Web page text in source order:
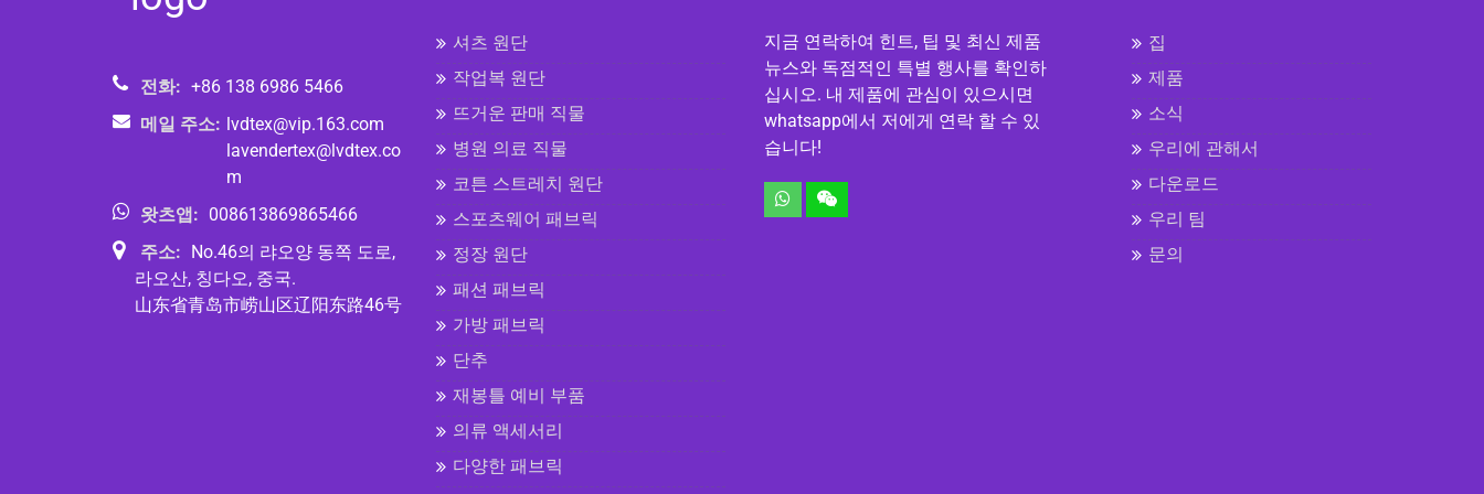
전화: +86 138 6986 5466
메일 주소: lvdtex@vip.163.com
lavendertex@lvdtex.co
m
왓츠앱: 008613869865466
주소: No.46의 랴오양 동쪽 도로,
라오산, 칭다오, 중국.
山东省青岛市崂山区辽阳东路46号
셔츠 원단
작업복 원단
뜨거운 판매 직물
병원 의료 직물
코튼 스트레치 원단
스포츠웨어 패브릭
정장 원단
패션 패브릭
가방 패브릭
단추
재봉틀 예비 부품
의류 액세서리
다양한 패브릭
지금 연락하여 힌트, 팁 및 최신 제품
뉴스와 독점적인 특별 행사를 확인하
십시오. 내 제품에 관심이 있으시면
whatsapp에서 저에게 연락 할 수 있
습니다!
집
제품
소식
우리에 관해서
다운로드
우리 팀
문의